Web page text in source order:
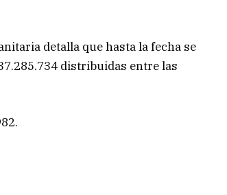
detalla que hasta la fecha se
distribuidas entre las